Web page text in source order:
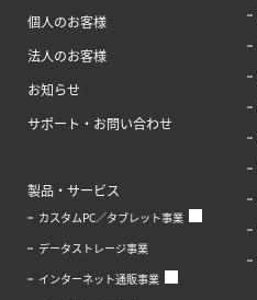
個人のお客様
法人のお客様
お知らせ
サポート・お問い合わせ
製品・サービス
カスタムPC／タブレット事業
データストレージ事業
インターネット通販事業